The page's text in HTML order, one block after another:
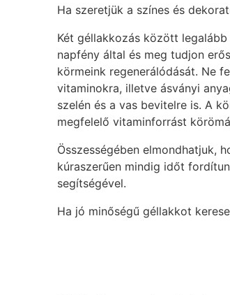
Ha szeretjük a színes és
Két géllakkozás között
napfény által és meg tudjon
körmeink regenerálódását. Ne
vitaminokra, illetve ásványi
szelén és a vas bevitelre is. A
megfelelő vitaminforrást
Összességében elmondhatjuk,
kúraszerűen mindig időt
segítségével.
Ha jó minőségű géllakkot